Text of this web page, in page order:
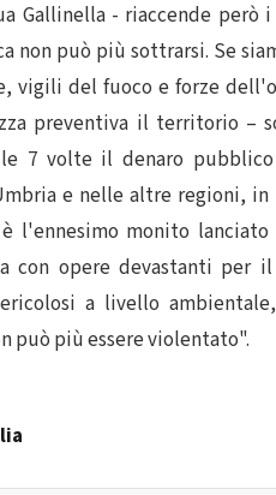
Gallinella - riaccende
non può più sottrarsi. Se
vigili del fuoco e forze
preventiva il territorio
7 volte il denaro
e nelle altre regioni,
l'ennesimo monito
con opere devastanti per
a livello
può più essere violentato".